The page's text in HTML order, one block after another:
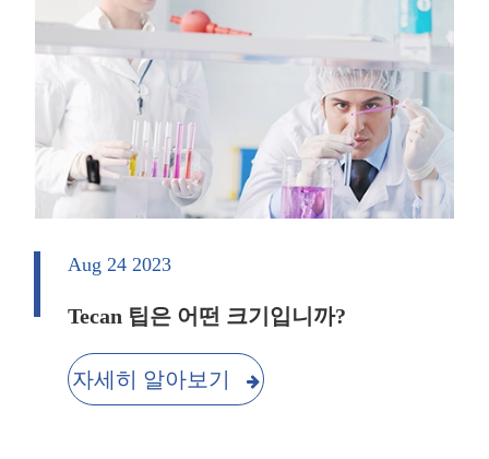
Aug 24 2023
Tecan 팁은 어떤 크기입니까?
자세히 알아보기